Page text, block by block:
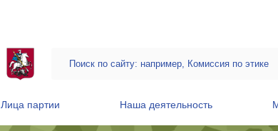
Лица партии Наша деятельность